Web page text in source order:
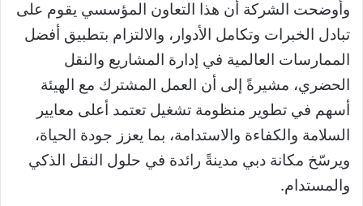
وأوضحت الشركة أن هذا التعاون المؤسسي يقوم على
تبادل الخبرات وتكامل الأدوار، والالتزام بتطبيق أفضل
الممارسات العالمية في إدارة المشاريع والنقل
الحضري، مشيرةً إلى أن العمل المشترك مع الهيئة
أسهم في تطوير منظومة تشغيل تعتمد أعلى معايير
السلامة والكفاءة والاستدامة، بما يعزز جودة الحياة،
ويرسّخ مكانة دبي مدينةً رائدة في حلول النقل الذكي
والمستدام.